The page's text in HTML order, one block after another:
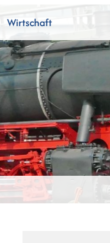
Wirtschaft